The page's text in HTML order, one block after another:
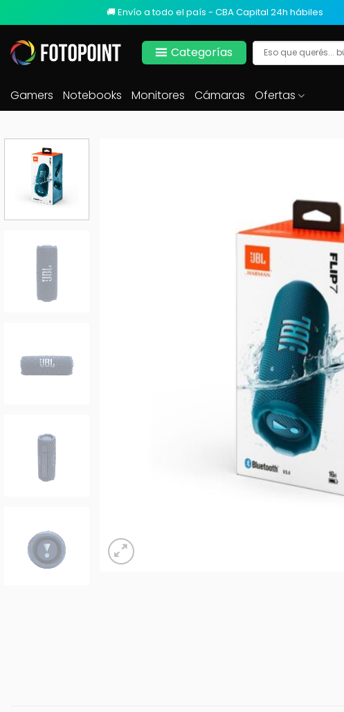
🚚 Envío a todo el país - CBA Capital 24h hábiles
Categorías
Gamers Notebooks Monitores Cámaras Ofertas